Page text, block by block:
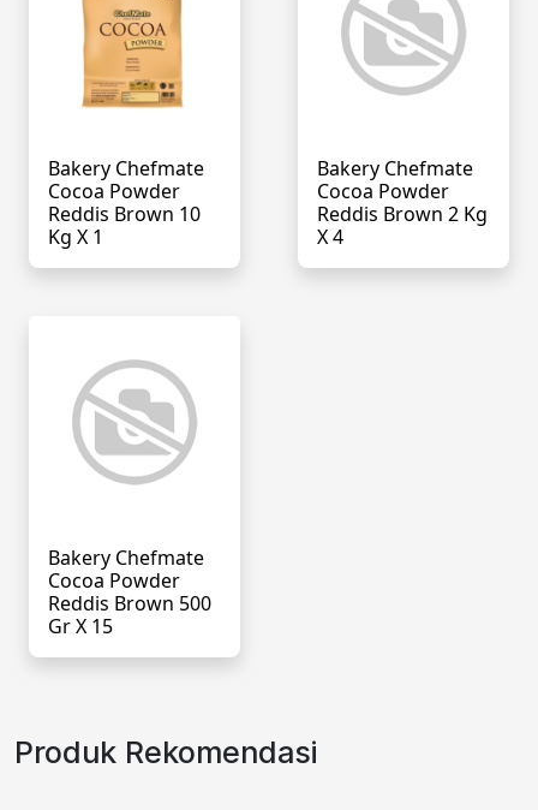
Bakery Chefmate
Cocoa Powder
Reddis Brown 10
Kg X 1
Bakery Chefmate
Cocoa Powder
Reddis Brown 2 Kg
X 4
Bakery Chefmate
Cocoa Powder
Reddis Brown 500
Gr X 15
Produk Rekomendasi